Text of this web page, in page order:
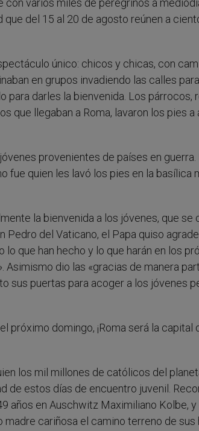
varios miles de peregrinos a
del 15 al 20 de agosto reúnen a
único: chicos y chicas, con
en grupos invadiendo las calles
para darles la bienvenida. Los párrocos,
que llegaban a Roma, lavaron los pies a
provenientes de países en guerra.
fue quien les lavó los pies en la basílica
la bienvenida a los jóvenes, que se
Pedro del Vaticano, el Papa quiso
que han hecho y lo que harán en los
dio las «gracias de manera
sus puertas para acoger a los jóvenes
domingo, ¡Roma será la capital
los mil millones de católicos del
de estos días de encuentro juvenil.
años en Auschwitz Maximiliano Kolbe, y
madre cariñosa el camino terreno de